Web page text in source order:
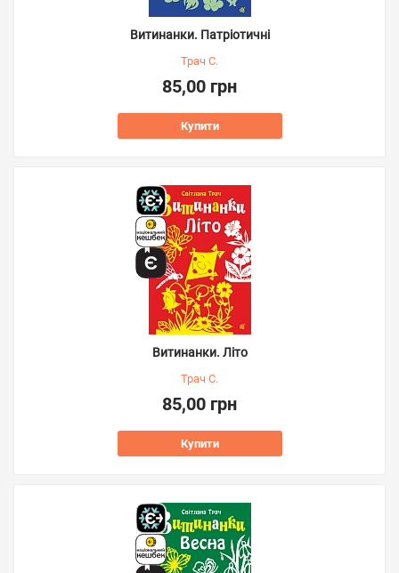
Витинанки. Патріотичні
Трач С.
85,00 грн
Купити
Витинанки. Літо
Трач С.
85,00 грн
Купити